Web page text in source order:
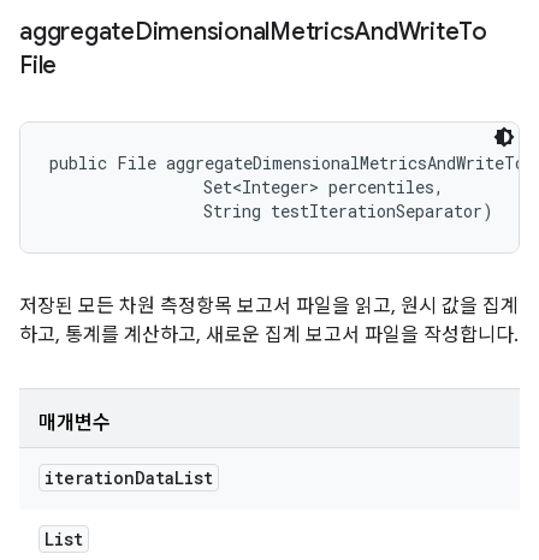
aggregateDimensionalMetricsAndWriteTo
File
public File
                Set<Integer> percentiles,
                String testIterationSeparator)
저장된 모든 차원 측정항목 보고서 파일을 읽고, 원시 값을 집계
하고, 통계를 계산하고, 새로운 집계 보고서 파일을 작성합니다.
매개변수
iterationDataList
List